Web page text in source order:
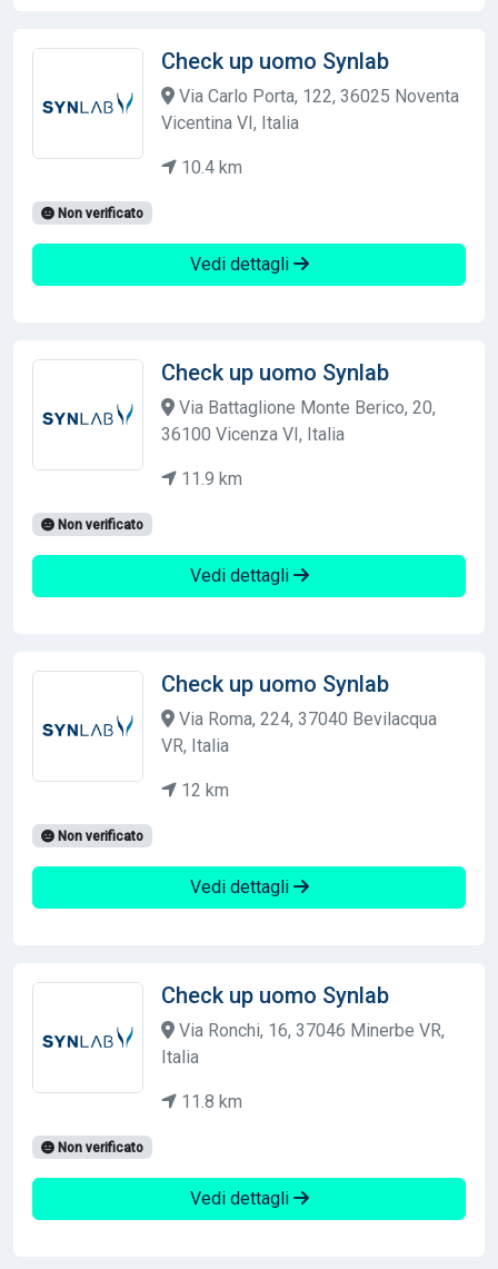
Check up uomo Synlab
Via Carlo Porta, 122, 36025 Noventa
Vicentina VI, Italia
10.4 km
Non verificato
Vedi dettagli
Check up uomo Synlab
Via Battaglione Monte Berico, 20,
36100 Vicenza VI, Italia
11.9 km
Non verificato
Vedi dettagli
Check up uomo Synlab
Via Roma, 224, 37040 Bevilacqua
VR, Italia
12 km
Non verificato
Vedi dettagli
Check up uomo Synlab
Via Ronchi, 16, 37046 Minerbe VR,
Italia
11.8 km
Non verificato
Vedi dettagli